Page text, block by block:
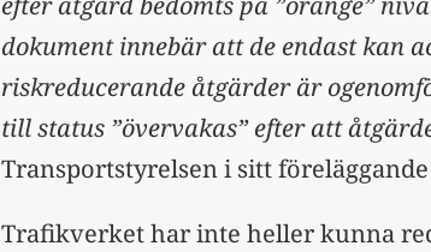
dokument innebär att de endast kan
riskreducerande åtgärder är
till status ”övervakas” efter att
Transportstyrelsen i sitt
Trafikverket har inte heller kunna